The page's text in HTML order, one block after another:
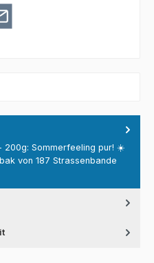
200g: Sommerfeeling pur! ☀️
von 187 Strassenbande